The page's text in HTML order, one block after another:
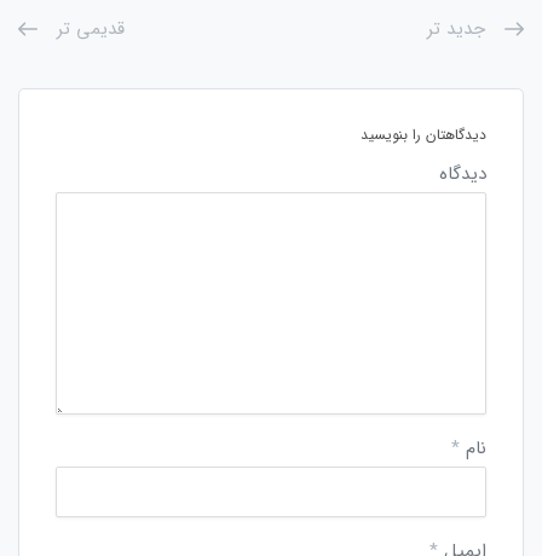
جدید تر قدیمی تر
دیدگاهتان را بنویسید
دیدگاه
نام *